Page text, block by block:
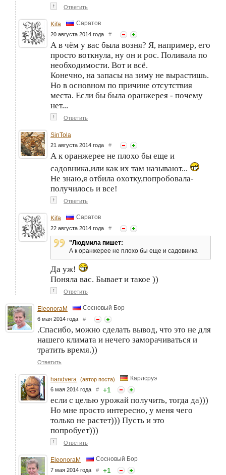
↑ Ответить
Kifa Саратов
20 августа 2014 года #
А в чём у вас была возня? Я, например, его
просто воткнула, ну он и рос. Поливала по
необходимости. Вот и всё.
Конечно, на запасы на зиму не вырастишь.
Но в основном по причине отсутствия
места. Если бы была оранжерея - почему
нет...
↑ Ответить
SinTola
21 августа 2014 года #
А к оранжерее не плохо бы еще и
садовника,или как их там называют...
Не знаю,я отбила охотку,попробовала-
получилось и все!
↑ Ответить
Kifa Саратов
22 августа 2014 года #
"Людмила пишет:
А к оранжерее не плохо бы еще и садовника
Да уж!
Поняла вас. Бывает и такое ))
↑ Ответить
EleonoraM Сосновый Бор
6 мая 2014 года #
.Спасибо, можно сделать вывод, что это не для
нашего климата и нечего заморачиваться и
тратить время.))
Ответить
handvera (автор поста) Карлсруэ
6 мая 2014 года # +1
если с целью урожай получить, тогда да)))
Но мне просто интересно, у меня чего
только не растет))) Пусть и это
попробует)))
↑ Ответить
EleonoraM Сосновый Бор
7 мая 2014 года # +1